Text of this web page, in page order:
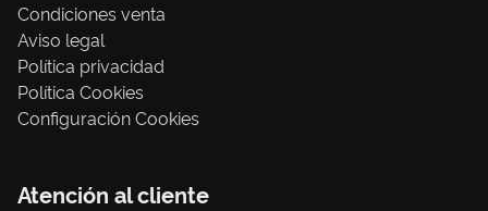
Condiciones venta
Aviso legal
Política privacidad
Política Cookies
Configuración Cookies
Atención al cliente